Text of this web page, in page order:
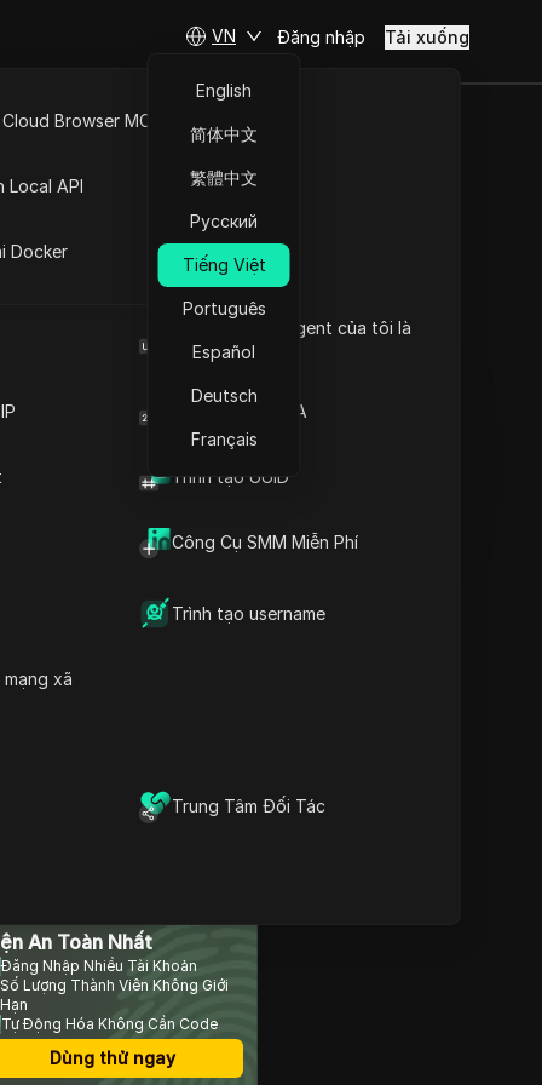
Browser User Agent của tôi là
Trình tạo mã 2FA
Trình tạo UUID
Công Cụ SMM Miễn Phí
Trình tạo username
xã
Trung Tâm Đối Tác
Browser MCP
Local API
Docker
VN
English
简体中文
繁體中文
Русский
Tiếng Việt
Português
Español
Deutsch
Français
Đăng nhập Tải xuống
dẫn
an
Đặt câu hỏi
Mở trong ChatGPT
Đặt câu hỏi về trang này
Đặt câu hỏi về trang này
Bạn nên biết gì trước khi
Ads?
Cách kết nối Claude với
Meta Ads: Hướng dẫn
nối với Meta Ads?
Cách quản lý nhiều tài
khoản Meta Ads an toàn
sau khi tích hợp
Cách DICloak giúp quản lý
quảng cáo Claude-Meta
nhiều tài khoản an toàn và
An Toàn Nhất
Đăng Nhập Nhiều Tài Khoản
Số Lượng Thành Viên Không Giới
Hạn
Tự Động Hóa Không Cần Code
Dùng thử ngay